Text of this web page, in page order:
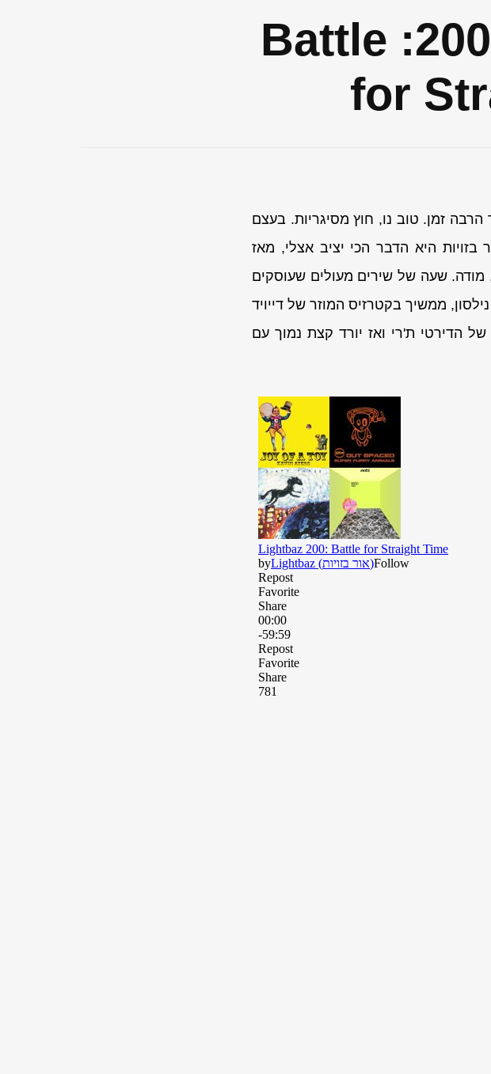
רדיו אור בזויות 200: Battle
for
זמן. טוב נו, חוץ מסיגריות. בעצם
היא הדבר הכי יציב אצלי, מאז
2009. מתרגש קצת, מודה. שעה של שירים מעולים שעוסקים
ממשיך בקטרזיס המוזר של דייויד
הדירטי ת'רי ואז יורד קצת נמוך עם